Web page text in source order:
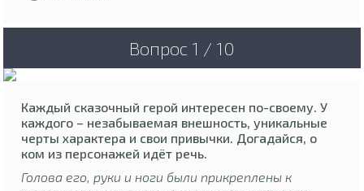
Вопрос 1 / 10
Каждый сказочный герой интересен по-своему. У
каждого – незабываемая внешность, уникальные
черты характера и свои привычки. Догадайся, о
ком из персонажей идёт речь.
Голова его, руки и ноги были прикреплены к